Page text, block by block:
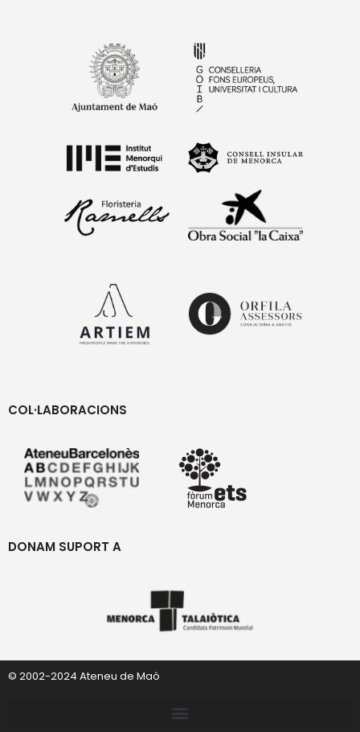
COL·LABORACIONS
DONAM SUPORT A
© 2002-2024 Ateneu de Maó